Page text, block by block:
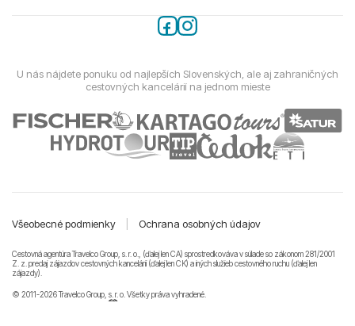
U nás nájdete ponuku od najlepších Slovenských, ale aj zahraničných
cestovných kancelárií na jednom mieste
Všeobecné podmienky Ochrana osobných údajov
Cestovná agentúra Travelco Group, s. r. o., (ďalej len CA) sprostredkováva v súlade so zákonom 281/2001
Z. z. predaj zájazdov cestovných kancelárii (ďalej len CK) a iných služieb cestovného ruchu (ďalej len
zájazdy).
© 2011-2026 Travelco Group, s. r. o. Všetky práva vyhradené.